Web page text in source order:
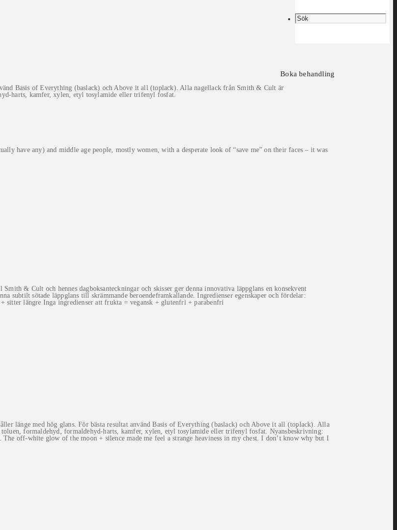
Boka behandling
Basis of Everything (baslack) och Above it all (toplack). Alla nagellack från Smith & Cult är
harts, kamfer, xylen, etyl tosylamide eller trifenyl fosfat.
have any) and middle age people, mostly women, with a desperate look of “save me” on their faces – it was
& Cult och hennes dagboksanteckningar och skisser ger denna innovativa läppglans en konsekvent
subtilt sötade läppglans till skrämmande beroendeframkallande. Ingredienser egenskaper och fördelar:
sitter längre Inga ingredienser att frukta = vegansk + glutenfri + parabenfri
länge med hög glans. För bästa resultat använd Basis of Everything (baslack) och Above it all (toplack). Alla
formaldehyd, formaldehyd-harts, kamfer, xylen, etyl tosylamide eller trifenyl fosfat. Nyansbeskrivning:
off-white glow of the moon + silence made me feel a strange heaviness in my chest. I don’t know why but I